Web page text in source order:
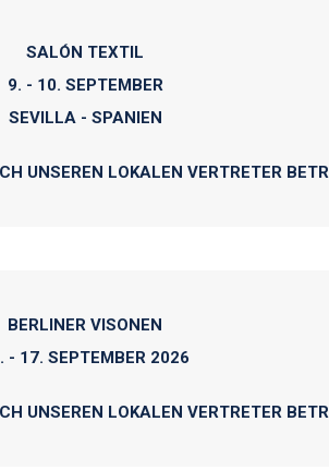
SALÓN TEXTIL
9. - 10. SEPTEMBER
SEVILLA - SPANIEN
UNSEREN LOKALEN VERTRETER
BERLINER VISONEN
- 17. SEPTEMBER 2026
UNSEREN LOKALEN VERTRETER